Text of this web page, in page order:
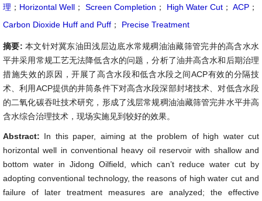
理 ； Horizontal Well ； Screen Completion ； High Water Cut ； ACP ；
Carbon Dioxide Huff and Puff ； Precise Treatment
摘要: 本文针对冀东油田浅层边底水常规稠油油藏筛管完井的高含水水
平井采用常规工艺无法降低含水的问题，分析了油井高含水和后期治理
措施失效的原因，开展了高含水段和低含水段之间ACP有效的分隔技
术、利用ACP提供的井筒条件下对高含水段深部封堵技术、对低含水段
的二氧化碳吞吐技术研究，形成了浅层常规稠油油藏筛管完井水平井高
含水综合治理技术，现场实施见到较好的效果。
Abstract: In this paper, aiming at the problem of high water cut
horizontal well in conventional heavy oil reservoir with shallow and
bottom water in Jidong Oilfield, which can’t reduce water cut by
adopting conventional technology, the reasons of high water cut and
failure of later treatment measures are analyzed; the effective